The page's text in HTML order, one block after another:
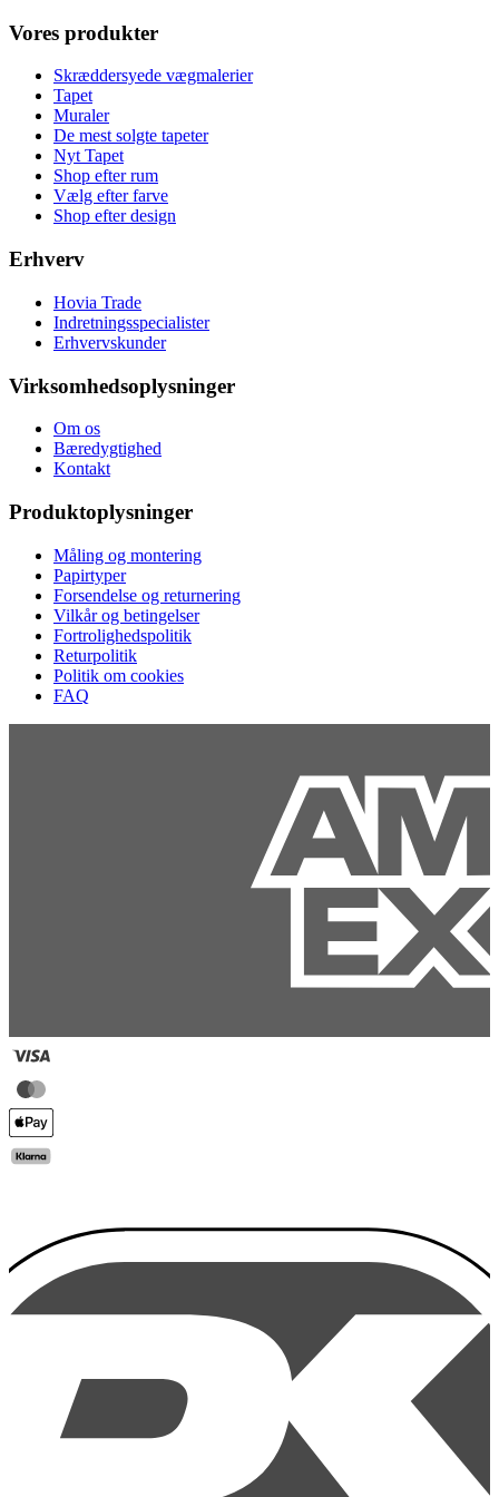
Vores produkter
Skræddersyede vægmalerier
Tapet
Muraler
De mest solgte tapeter
Nyt Tapet
Shop efter rum
Vælg efter farve
Shop efter design
Erhverv
Hovia Trade
Indretningsspecialister
Erhvervskunder
Virksomhedsoplysninger
Om os
Bæredygtighed
Kontakt
Produktoplysninger
Måling og montering
Papirtyper
Forsendelse og returnering
Vilkår og betingelser
Fortrolighedspolitik
Returpolitik
Politik om cookies
FAQ